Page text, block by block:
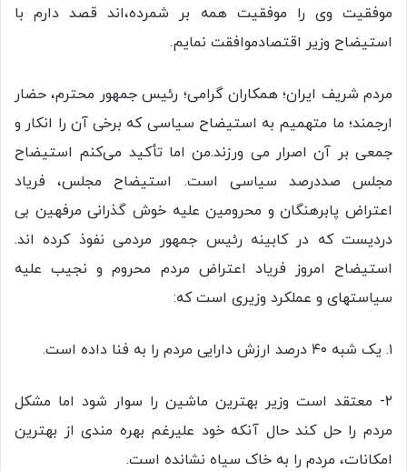
موفقیت وی را موفقیت همه بر شمرده،اند قصد دارم با
استیضاح وزیر اقتصادموافقت نمایم.
مردم شریف ایران؛ همکاران گرامی؛ رئیس جمهور محترم، حضار
ارجمند؛ ما متهمیم به استیضاح سیاسی که برخی آن را انکار و
جمعی بر آن اصرار می ورزند.من اما تأکید می‌کنم استیضاح
مجلس صددرصد سیاسی است. استیضاح مجلس، فریاد
اعتراض پابرهنگان و محرومین علیه خوش گذرانی مرفهین بی
دردیست که در کابینه رئیس جمهور مردمی نفوذ کرده اند.
استیضاح امروز فریاد اعتراض مردم محروم و نجیب علیه
سیاستهای و عملکرد وزیری است که:
۱. یک شبه ۴۰ درصد ارزش دارایی مردم را به فنا داده است.
۲- معتقد است وزیر بهترین ماشین را سوار شود اما مشکل
مردم را حل کند حال آنکه خود علیرغم بهره مندی از بهترین
امکانات، مردم را به خاک سیاه نشانده است.